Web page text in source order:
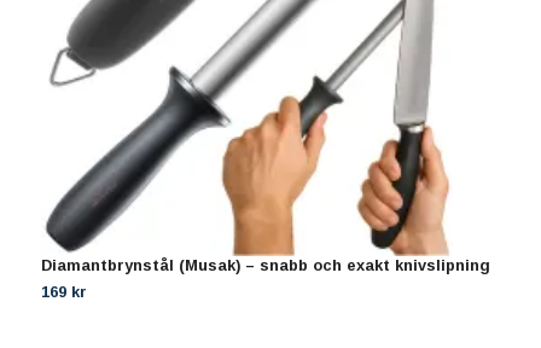
Diamantbrynstål (Musak) – snabb och exakt knivslipning
169 kr